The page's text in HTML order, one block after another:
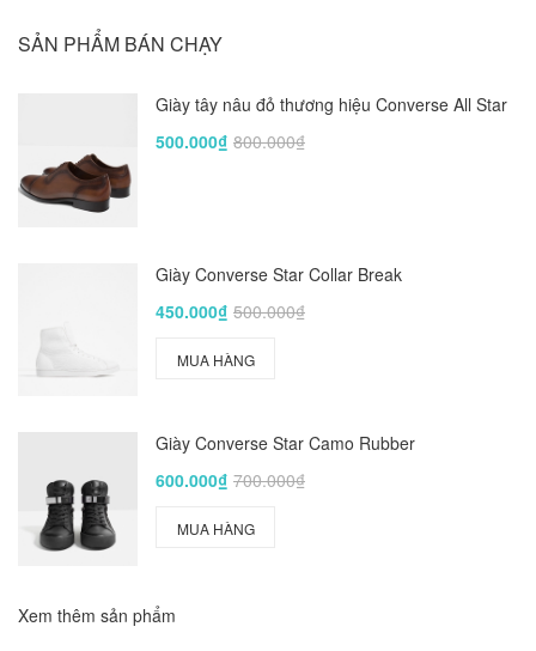
SẢN PHẨM BÁN CHẠY
Giày tây nâu đỏ thương hiệu Converse All Star
500.000₫ 800.000₫
Giày Converse Star Collar Break
450.000₫ 500.000₫
MUA HÀNG
Giày Converse Star Camo Rubber
600.000₫ 700.000₫
MUA HÀNG
Xem thêm sản phẩm